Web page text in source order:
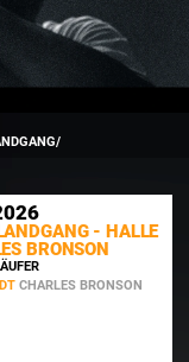
- HALLE
BRONSON
CHARLES BRONSON